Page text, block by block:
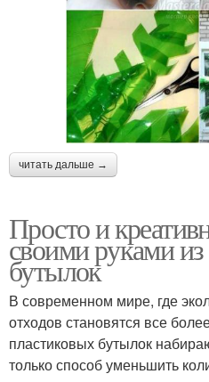
читать дальше →
Просто и
своими руками
бутылок
В современном мире, где
отходов становятся все
пластиковых бутылок
только способ уменьшить